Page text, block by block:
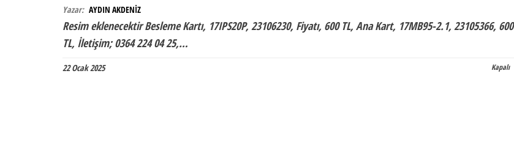
Yazar: AYDIN AKDENİZ
Resim eklenecektir Besleme Kartı, 17IPS20P, 23106230, Fiyatı, 600 TL, Ana Kart, 17MB95-2.1, 23105366, 600
TL, İletişim; 0364 224 04 25,…
22 Ocak 2025 Kapalı